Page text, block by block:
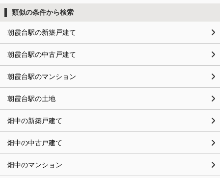
類似の条件から検索
朝霞台駅の新築戸建て
朝霞台駅の中古戸建て
朝霞台駅のマンション
朝霞台駅の土地
畑中の新築戸建て
畑中の中古戸建て
畑中のマンション